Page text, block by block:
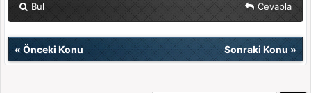
Bul Cevapla
« Önceki Konu Sonraki Konu»